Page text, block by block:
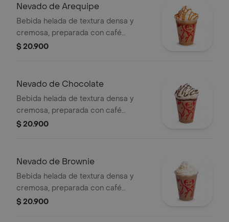
Nevado de Arequipe
Bebida helada de textura densa y
cremosa, preparada con café
espresso, arequipe, mezcla láctea,
$ 20.900
Nevado de Chocolate
Bebida helada de textura densa y
cremosa, preparada con café
espresso, chocolate, mezcla láctea,
$ 20.900
Nevado de Brownie
Bebida helada de textura densa y
cremosa, preparada con café
espresso, brownie triturado, mezcla
$ 20.900